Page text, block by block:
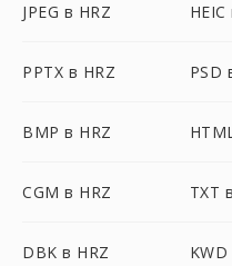
JPEG в HRZ HEIC
PPTX в HRZ PSD
BMP в HRZ
CGM в HRZ TXT
DBK в HRZ